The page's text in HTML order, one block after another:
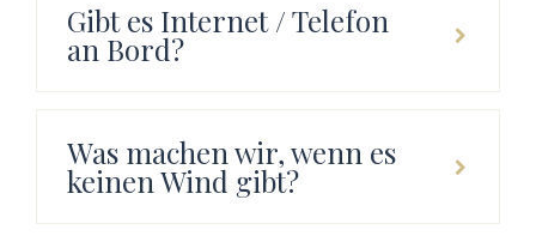
Gibt es Internet / Telefon
an Bord?
Was machen wir, wenn es
keinen Wind gibt?